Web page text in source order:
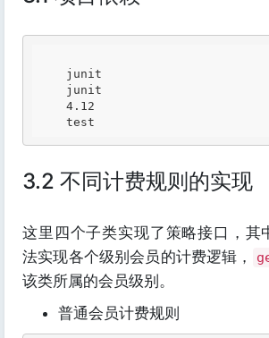
3.2 不同计费规则的实现
这里四个子类实现了策略接口，其
法实现各个级别会员的计费逻辑，
该类所属的会员级别。
普通会员计费规则